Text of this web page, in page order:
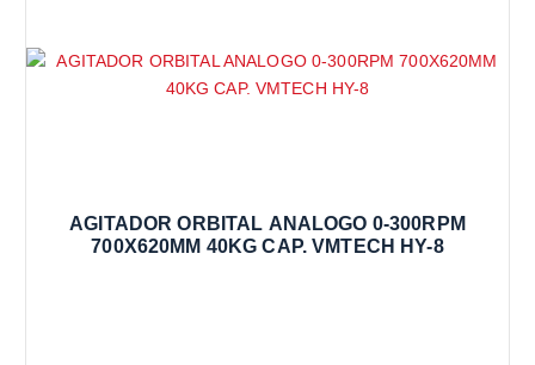
AGITADOR ORBITAL ANALOGO 0-300RPM
700X620MM 40KG CAP. VMTECH HY-8